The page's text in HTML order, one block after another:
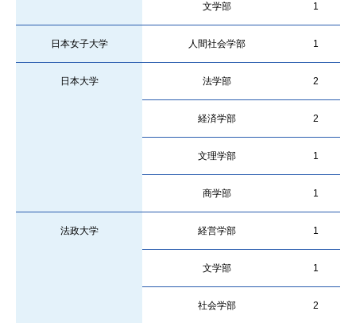
文学部 1
日本女子大学 人間社会学部 1
日本大学 法学部 2
経済学部 2
文理学部 1
商学部 1
法政大学 経営学部 1
文学部 1
社会学部 2